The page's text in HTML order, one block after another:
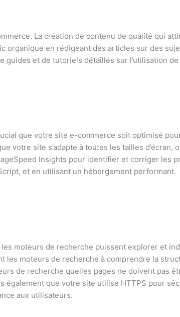
La création de contenu de qualité qui
organique en rédigeant des articles sur des
guides et de tutoriels détaillés sur l’utilisation
que votre site e-commerce soit optimisé
votre site s’adapte à toutes les tailles
Insights pour identifier et corriger les
et en utilisant un hébergement performant.
moteurs de recherche puissent explorer et
les moteurs de recherche à comprendre la
de recherche quelles pages ne doivent pas
que votre site utilise HTTPS pour
aux utilisateurs.